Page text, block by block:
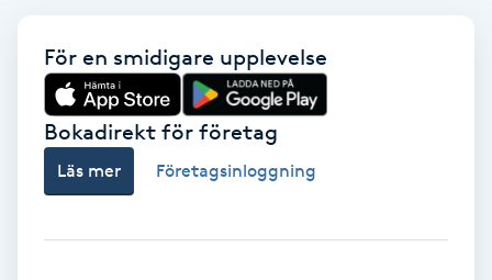
Radiofrekvens
För en smidigare upplevelse
Bokadirekt för företag
Läs mer Företagsinloggning